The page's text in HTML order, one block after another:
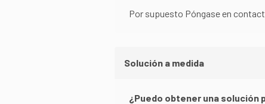
Por supuesto Póngase en
Solución a medida
¿Puedo obtener una solución